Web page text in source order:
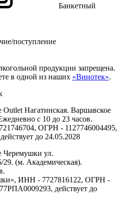
Банкетный
поступление
продукции запрещена.
в одной из наших «Винотек».
Нагатинская. Варшавское
с 10 до 23 часов.
ОГРН - 1127746004495,
до 24.05.2028
Черемушки ул.
(м. Академическая).
ИНН - 7727816122, ОГРН -
действует до